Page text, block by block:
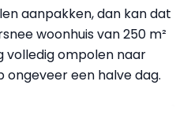
aanpakken, dan kan dat
woonhuis van 250 m²
volledig ompolen naar
ongeveer een halve dag.